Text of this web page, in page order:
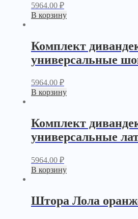
5964.00 ₽
В корзину
Комплект
универсальные
5964.00 ₽
В корзину
Комплект
универсальные
5964.00 ₽
В корзину
Штора Лола